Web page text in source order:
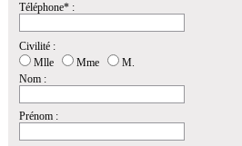
Téléphone* :
Civilité :
Mlle
Mme
M.
Nom :
Prénom :